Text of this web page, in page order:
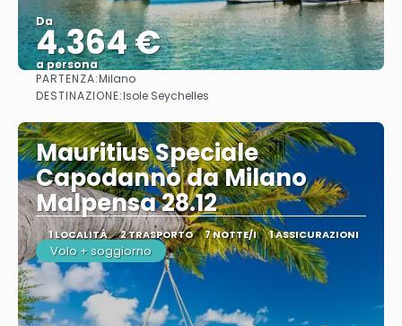
Da
4.364 €
a persona
Vedere
PARTENZA:Milano
DESTINAZIONE:Isole Seychelles
Mauritius Speciale
Capodanno da Milano
Malpensa 28.12
1 LOCALITÀ 2 TRASPORTO 7 NOTTE/I 1 ASSICURAZIONI
Volo + soggiorno